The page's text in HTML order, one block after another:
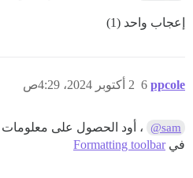
إعجاب واحد (1)
ppcole 2 أكتوبر 2024، 4:29ص 6
@sam
، أود الحصول على
فيFormatting toolbar